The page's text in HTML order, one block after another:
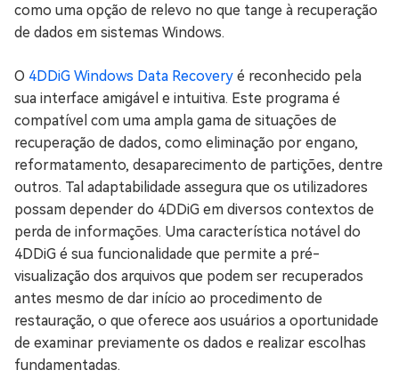
como uma opção de relevo no que tange à recuperação
de dados em sistemas Windows.
O 4DDiG Windows Data Recovery é reconhecido pela
sua interface amigável e intuitiva. Este programa é
compatível com uma ampla gama de situações de
recuperação de dados, como eliminação por engano,
reformatamento, desaparecimento de partições, dentre
outros. Tal adaptabilidade assegura que os utilizadores
possam depender do 4DDiG em diversos contextos de
perda de informações. Uma característica notável do
4DDiG é sua funcionalidade que permite a pré-
visualização dos arquivos que podem ser recuperados
antes mesmo de dar início ao procedimento de
restauração, o que oferece aos usuários a oportunidade
de examinar previamente os dados e realizar escolhas
fundamentadas.